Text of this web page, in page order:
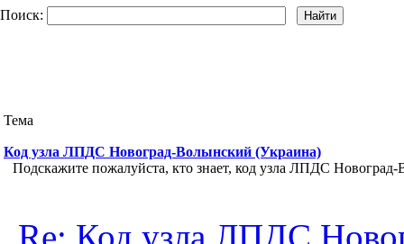
Поиск:
Тема
Код узла ЛПДС Новоград-Волынский (Украина)
Подскажите пожалуйста, кто знает, код узла ЛПДС
Re: Код узла ЛПДС